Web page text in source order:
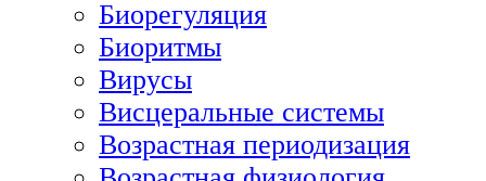
Биорегуляция
Биоритмы
Вирусы
Висцеральные системы
Возрастная периодизация